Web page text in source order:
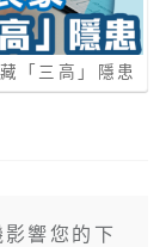
「三⾼」隱患
響您的下